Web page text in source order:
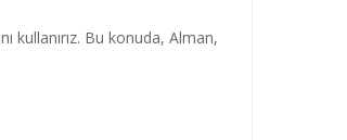
kullanırız. Bu konuda, Alman,